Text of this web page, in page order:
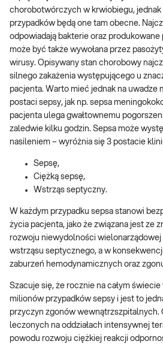
chorobotwórczych w krwiobiegu, jednak
przypadków będą one tam obecne.
odpowiadają bakterie oraz
może być także wywołana przez
wirusy. Opisywany stan chorobowy
silnego zakażenia występującego u
pacjenta. Warto mieć jednak na uwadze
postaci sepsy, jak np. sepsa
pacjenta ulega gwałtownemu
zaledwie kilku godzin. Sepsa może
nasileniem – wyróżnia się 3 postacie
Sepsę,
Ciężką sepsę,
Wstrząs septyczny.
W każdym przypadku sepsa stanowi
życia pacjenta, jako że związana jest ze
rozwoju niewydolności wielonarządowej
wstrząsu septycznego, a w
zaburzeń hemodynamicznych oraz
Szacuje się, że rocznie na całym świecie
milionów przypadków sepsy i jest to
przyczyn zgonów wewnątrzszpitalnych.
leczonych na oddziałach intensywnej
powodu rozwoju ciężkiej reakcji